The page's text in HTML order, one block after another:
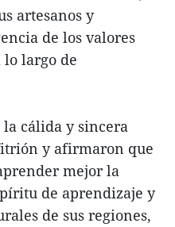
artesanos y
de los valores
largo de
cálida y sincera
y afirmaron que
mejor la
de aprendizaje y
de sus regiones,